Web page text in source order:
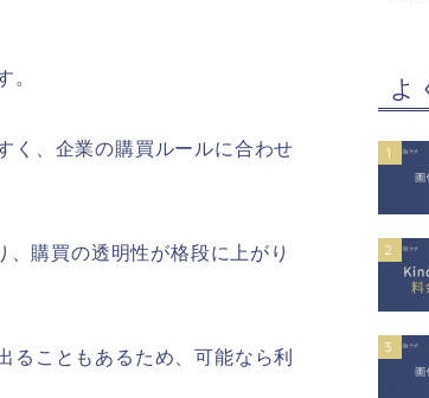
。
く、企業の購買ルールに合わせ
購買の透明性が格段に上がり
ることもあるため、可能なら利
よ
1
2
3